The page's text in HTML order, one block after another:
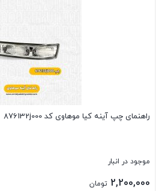
راهنمای چپ آینه کیا موهاوی کد 876132j000
موجود در انبار
2,200,000 تومان